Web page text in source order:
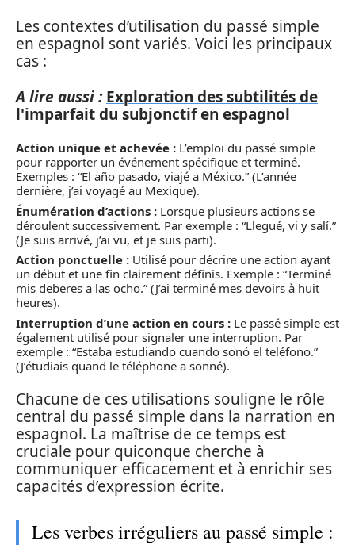
Les contextes d’utilisation du passé simple
en espagnol sont variés. Voici les principaux
cas :
A lire aussi : Exploration des subtilités de
l'imparfait du subjonctif en espagnol
Action unique et achevée : L’emploi du passé simple
pour rapporter un événement spécifique et terminé.
Exemples : “El año pasado, viajé a México.” (L’année
dernière, j’ai voyagé au Mexique).
Énumération d’actions : Lorsque plusieurs actions se
déroulent successivement. Par exemple : “Llegué, vi y salí.”
(Je suis arrivé, j’ai vu, et je suis parti).
Action ponctuelle : Utilisé pour décrire une action ayant
un début et une fin clairement définis. Exemple : “Terminé
mis deberes a las ocho.” (J’ai terminé mes devoirs à huit
heures).
Interruption d’une action en cours : Le passé simple est
également utilisé pour signaler une interruption. Par
exemple : “Estaba estudiando cuando sonó el teléfono.”
(J’étudiais quand le téléphone a sonné).
Chacune de ces utilisations souligne le rôle
central du passé simple dans la narration en
espagnol. La maîtrise de ce temps est
cruciale pour quiconque cherche à
communiquer efficacement et à enrichir ses
capacités d’expression écrite.
Les verbes irréguliers au passé simple :